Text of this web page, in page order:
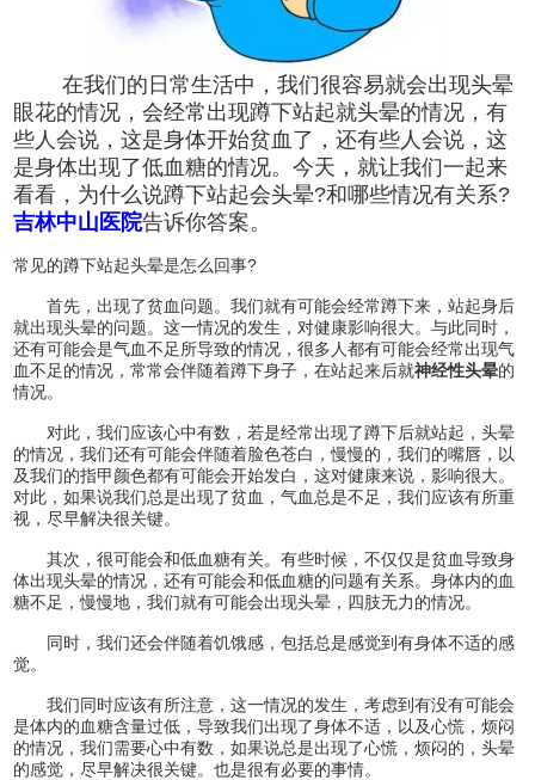
在我们的日常生活中，我们很容易就会出现头晕
眼花的情况，会经常出现蹲下站起就头晕的情况，有
些人会说，这是身体开始贫血了，还有些人会说，这
是身体出现了低血糖的情况。今天，就让我们一起来
看看，为什么说蹲下站起会头晕?和哪些情况有关系?
吉林中山医院告诉你答案。
常见的蹲下站起头晕是怎么回事?
首先，出现了贫血问题。我们就有可能会经常蹲下来，站起身后
就出现头晕的问题。这一情况的发生，对健康影响很大。与此同时，
还有可能会是气血不足所导致的情况，很多人都有可能会经常出现气
血不足的情况，常常会伴随着蹲下身子，在站起来后就神经性头晕的
情况。
对此，我们应该心中有数，若是经常出现了蹲下后就站起，头晕
的情况，我们还有可能会伴随着脸色苍白，慢慢的，我们的嘴唇，以
及我们的指甲颜色都有可能会开始发白，这对健康来说，影响很大。
对此，如果说我们总是出现了贫血，气血总是不足，我们应该有所重
视，尽早解决很关键。
其次，很可能会和低血糖有关。有些时候，不仅仅是贫血导致身
体出现头晕的情况，还有可能会和低血糖的问题有关系。身体内的血
糖不足，慢慢地，我们就有可能会出现头晕，四肢无力的情况。
同时，我们还会伴随着饥饿感，包括总是感觉到有身体不适的感
觉。
我们同时应该有所注意，这一情况的发生，考虑到有没有可能会
是体内的血糖含量过低，导致我们出现了身体不适，以及心慌，烦闷
的情况，我们需要心中有数，如果说总是出现了心慌，烦闷的，头晕
的感觉，尽早解决很关键。也是很有必要的事情。